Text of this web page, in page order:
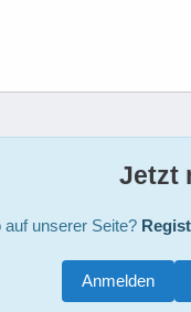
Jetzt
unserer Seite?
Anmelden